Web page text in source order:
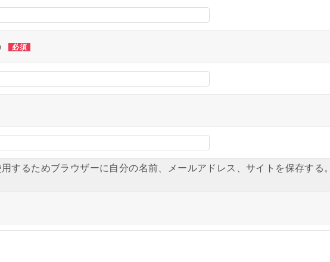
必須
するためブラウザーに自分の名前、メールアドレス、サイトを保存する。